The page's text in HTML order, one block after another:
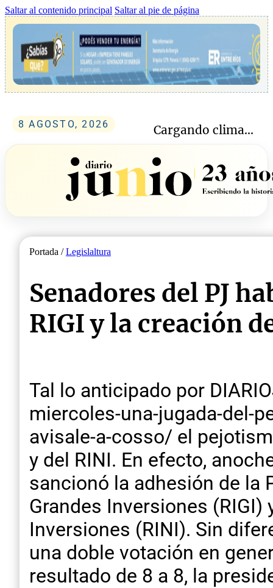
Saltar al contenido principal Saltar al pie de página
8 AGOSTO, 2026 Cargando clima...
Portada /Legislaltura
Senadores del PJ
RIGI y la creación
Tal lo anticipado por
miercoles-una-jugada-del-
avisale-a-cosso/ el
y del RINI. En efecto,
sancionó la adhesión de la
Grandes Inversiones
Inversiones (RINI). Sin
una doble votación en
resultado de 8 a 8, la